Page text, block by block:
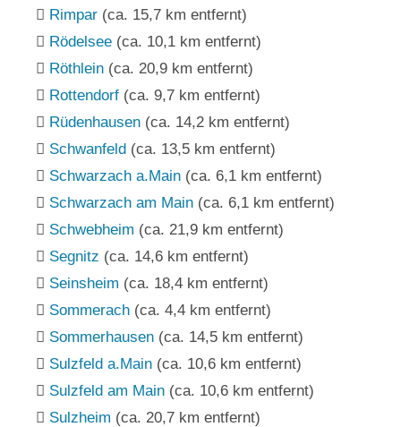
Rimpar (ca. 15,7 km entfernt)
Rödelsee (ca. 10,1 km entfernt)
Röthlein (ca. 20,9 km entfernt)
Rottendorf (ca. 9,7 km entfernt)
Rüdenhausen (ca. 14,2 km entfernt)
Schwanfeld (ca. 13,5 km entfernt)
Schwarzach a.Main (ca. 6,1 km entfernt)
Schwarzach am Main (ca. 6,1 km entfernt)
Schwebheim (ca. 21,9 km entfernt)
Segnitz (ca. 14,6 km entfernt)
Seinsheim (ca. 18,4 km entfernt)
Sommerach (ca. 4,4 km entfernt)
Sommerhausen (ca. 14,5 km entfernt)
Sulzfeld a.Main (ca. 10,6 km entfernt)
Sulzfeld am Main (ca. 10,6 km entfernt)
Sulzheim (ca. 20,7 km entfernt)